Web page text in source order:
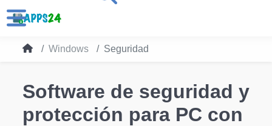
Windows Seguridad
Software de seguridad y
protección para PC con